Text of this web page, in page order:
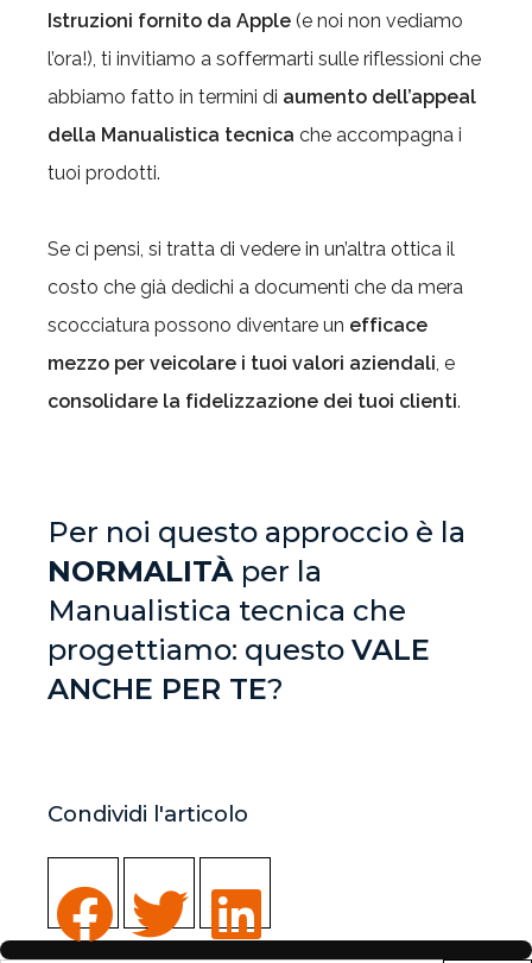
Istruzioni fornito da Apple (e noi non vediamo
l’ora!), ti invitiamo a soffermarti sulle riflessioni che
abbiamo fatto in termini di aumento dell’appeal
della Manualistica tecnica che accompagna i
tuoi prodotti.
Se ci pensi, si tratta di vedere in un’altra ottica il
costo che già dedichi a documenti che da mera
scocciatura possono diventare un efficace
mezzo per veicolare i tuoi valori aziendali, e
consolidare la fidelizzazione dei tuoi clienti.
Per noi questo approccio è la
NORMALITÀ per la
Manualistica tecnica che
progettiamo: questo VALE
ANCHE PER TE?
Condividi l'articolo